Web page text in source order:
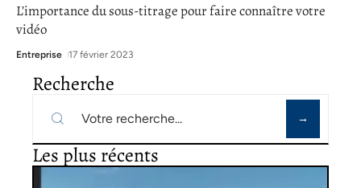
L’importance du sous-titrage pour faire connaître votre
vidéo
Entreprise 17 février 2023
Recherche
Les plus récents